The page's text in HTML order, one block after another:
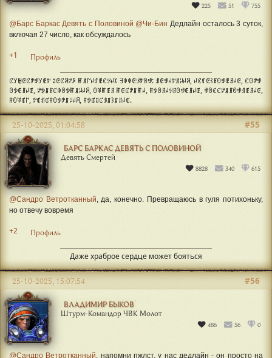
225 51 755
@Барс Баркас Девять с Половиной @Чи-Бин Дедлайн осталось 3 суток,
включая 27 число, как обсуждалось
+1 Профиль
ꊐꌦꁁꂅꊐꉢꃃꌦꂅꉢ ꅓꂅꊐꋪꉢꀲ ꂵꁲ꒕ꈤꃏꂅꊐꂪꈤꉧ ꎆꂈꂈꂅꂪꉢꏿꃃ: ꀊꂅꃃꈤꉢꁲꈥꈤꋪ, ꈤꊐꃏꂅ꒱ꍬꏿꃃꂅꍬꈤꂅ, ꊐꏿꉢꃃ
ꏿꉣꂅꍬꈤꂅ, ꉢꉣꁲꍬꊐꂈꏿꉣꂵꁲꈥꈤꋪ, ꏿꃥꂵꂅꍬ ꂵꂅꊐꉢꁲꂵꈤ, ꊮꉣꏿꍬꈤꂪꍬꏿꃃꂅꍬꈤꂅ, ꃃꏿꊐꊐꉢꁲꍬꏿꃃꀊꂅꍬꈤꂅ,
ꊮꏿꃥꂅ꒕, ꉢꂅꀊꂅꊮꏿꉣꉢꁲꈥꈤꋪ, ꊮꉣꂅꅓꊐꂪꁲ꒱ꁲꍬꈤꂅ.
БАРС БАРКАС ДЕВЯТЬ С ПОЛОВИНОЙ
Девять Смертей
8828 340 615
#55
25-10-2025, 01:04:58
@Сандро Ветротканный, да, конечно. Превращаюсь в гуля потихоньку,
но отвечу вовремя
+2 Профиль
Даже храброе сердце может бояться
ВЛАДИМИР БЫКОВ
Штурм-Командор ЧВК Молот
486 56 0
#56
25-10-2025, 15:07:54
@Сандро Ветротканный, напомни пжлст, у нас дедлайн - он просто на